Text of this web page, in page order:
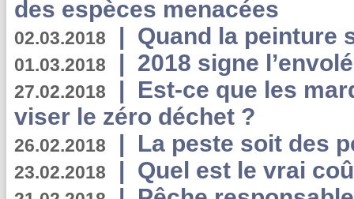
des espèces menacées
02.03.2018 | Quand la peinture
01.03.2018 | 2018 signe
27.02.2018 | Est-ce que les
viser le zéro déchet ?
26.02.2018 | La peste soit des
23.02.2018 | Quel est le vrai